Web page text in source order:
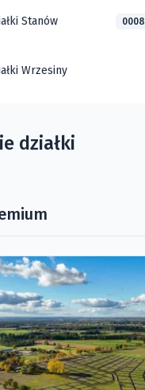
Stanów 0008
Wrzesiny
działki